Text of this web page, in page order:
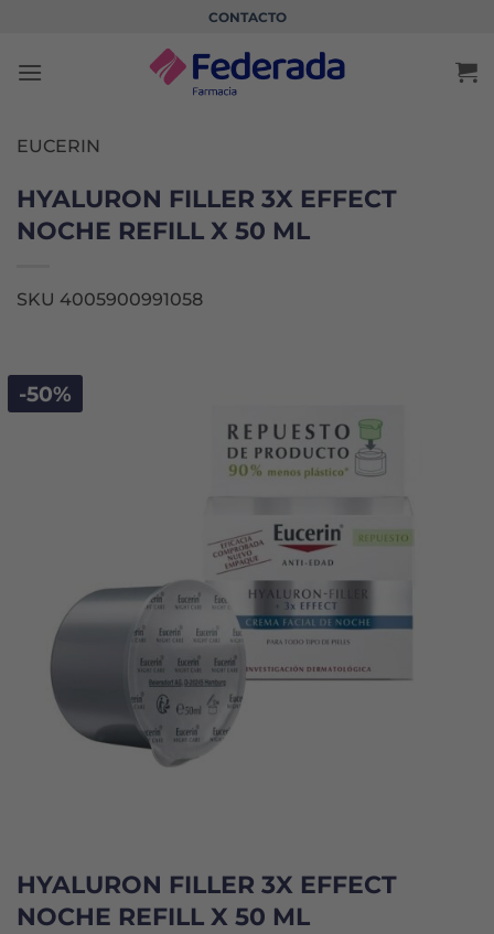
contenido
CONTACTO
EUCERIN
HYALURON FILLER 3X EFFECT
NOCHE REFILL X 50 ML
SKU 4005900991058
-50%
HYALURON FILLER 3X EFFECT
NOCHE REFILL X 50 ML